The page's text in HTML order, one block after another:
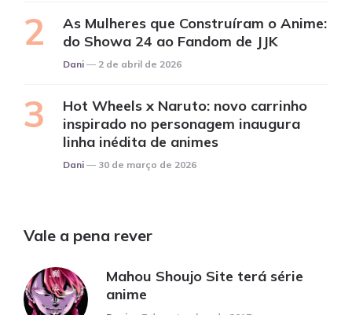
As Mulheres que Construíram o Anime:
do Showa 24 ao Fandom de JJK
Posted
Dani 2 de abril de 2026
Hot Wheels x Naruto: novo carrinho
inspirado no personagem inaugura
linha inédita de animes
Posted
Dani 30 de março de 2026
Vale a pena rever
Mahou Shoujo Site terá série
anime